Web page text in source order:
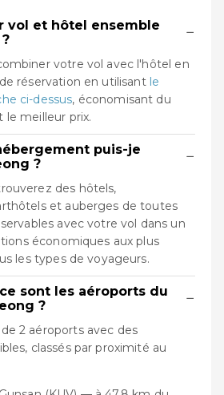
vol et hôtel ensemble
−
votre vol avec l'hôtel en
réservation en utilisant le
ci-dessus, économisant du
meilleur prix.
puis-je
?
−
des hôtels,
et auberges de toutes
avec votre vol dans un
économiques aux plus
les types de voyageurs.
sont les aéroports du
?
−
2 aéroports avec des
classés par proximité au